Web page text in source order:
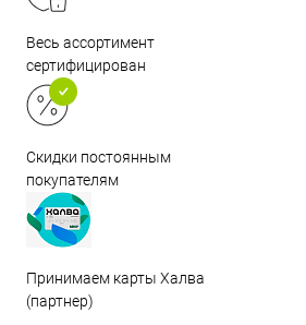
Весь ассортимент
сертифицирован
Скидки постоянным
покупателям
Принимаем карты Халва
(партнер)